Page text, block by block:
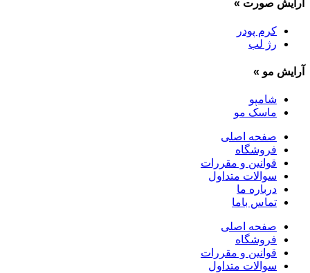
آرایش صورت »
کرم پودر
رژ لب
آرایش مو »
شامپو
ماسک مو
صفحه اصلی
فروشگاه
قوانین و مقررات
سوالات متداول
درباره ما
تماس باما
صفحه اصلی
فروشگاه
قوانین و مقررات
سوالات متداول